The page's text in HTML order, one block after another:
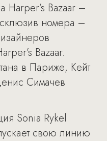
Harper’s Bazaar –
номера –
Bazaar.
в Париже, Кейт
Симачев
Sonia Rykel
свою линию